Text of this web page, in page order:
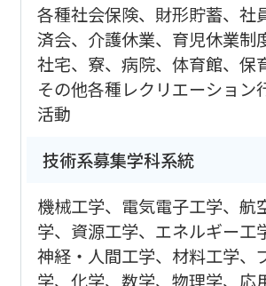
各種社会保険、財形貯蓄、社
済会、介護休業、育児休業制
社宅、寮、病院、体育館、保
その他各種レクリエーション
活動
技術系募集学科系統
機械工学、電気電子工学、航
学、資源工学、エネルギー工
神経・人間工学、材料工学、
学、化学、数学、物理学、応